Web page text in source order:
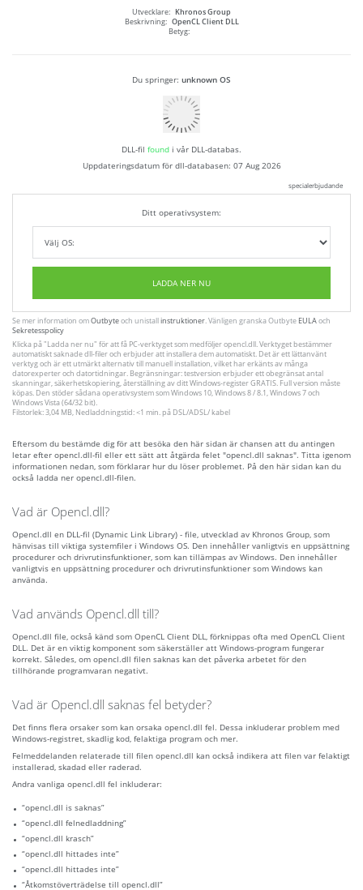
Utvecklare: Khronos Group
Beskrivning: OpenCL Client DLL
Betyg:
Du springer: unknown OS
DLL-fil found i vår DLL-databas.
Uppdateringsdatum för dll-databasen: 07 Aug 2026
specialerbjudande
Ditt operativsystem:
LADDA NER NU
Se mer information omOutbyteoch unistallinstruktioner. Vänligen granska Outbyte EULAoch
Sekretesspolicy
Klicka på"Ladda ner nu" för att få PC-verktyget som medföljer opencl.dll. Verktyget bestämmer
automatiskt saknade dll-filer och erbjuder att installera dem automatiskt. Det är ett lättanvänt
verktyg och är ett utmärkt alternativ till manuell installation, vilket har erkänts av många
datorexperter och datortidningar. Begränsningar: testversion erbjuder ett obegränsat antal
skanningar, säkerhetskopiering, återställning av ditt Windows-register GRATIS. Full version måste
köpas. Den stöder sådana operativsystem som Windows 10, Windows 8 / 8.1, Windows 7 och
Windows Vista (64/32 bit).
Filstorlek: 3,04 MB, Nedladdningstid: <1 min. på DSL/ADSL/ kabel
Eftersom du bestämde dig för att besöka den här sidan är chansen att du antingen
letar efter opencl.dll-fil eller ett sätt att åtgärda felet "opencl.dll saknas". Titta igenom
informationen nedan, som förklarar hur du löser problemet. På den här sidan kan du
också ladda ner opencl.dll-filen.
Vad är Opencl.dll?
Opencl.dll en DLL-fil (Dynamic Link Library) - file, utvecklad av Khronos Group, som
hänvisas till viktiga systemfiler i Windows OS. Den innehåller vanligtvis en uppsättning
procedurer och drivrutinsfunktioner, som kan tillämpas av Windows. Den innehåller
vanligtvis en uppsättning procedurer och drivrutinsfunktioner som Windows kan
använda.
Vad används Opencl.dll till?
Opencl.dll file, också känd som OpenCL Client DLL, förknippas ofta med OpenCL Client
DLL. Det är en viktig komponent som säkerställer att Windows-program fungerar
korrekt. Således, om opencl.dll filen saknas kan det påverka arbetet för den
tillhörande programvaran negativt.
Vad är Opencl.dll saknas fel betyder?
Det finns flera orsaker som kan orsaka opencl.dll fel. Dessa inkluderar problem med
Windows-registret, skadlig kod, felaktiga program och mer.
Felmeddelanden relaterade till filen opencl.dll kan också indikera att filen var felaktigt
installerad, skadad eller raderad.
Andra vanliga opencl.dll fel inkluderar:
“opencl.dll is saknas”
“opencl.dll felnedladdning”
“opencl.dll krasch”
“opencl.dll hittades inte”
“opencl.dll hittades inte”
“Åtkomstöverträdelse till opencl.dll”